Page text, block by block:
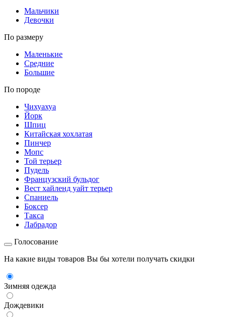
Мальчики
Девочки
По размеру
Маленькие
Средние
Большие
По породе
Чихуахуа
Йорк
Шпиц
Китайская хохлатая
Пинчер
Мопс
Той терьер
Пудель
Французский бульдог
Вест хайленд уайт терьер
Спаниель
Боксер
Такса
Лабрадор
Голосование
На какие виды товаров Вы бы хотели получать скидки
Зимняя одежда
Дождевики